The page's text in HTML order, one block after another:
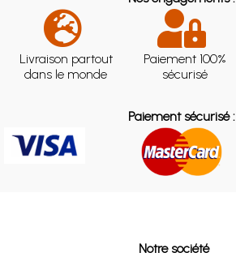
Livraison partout
dans le monde
Paiement 100%
sécurisé
Paiement sécurisé :
Notre société